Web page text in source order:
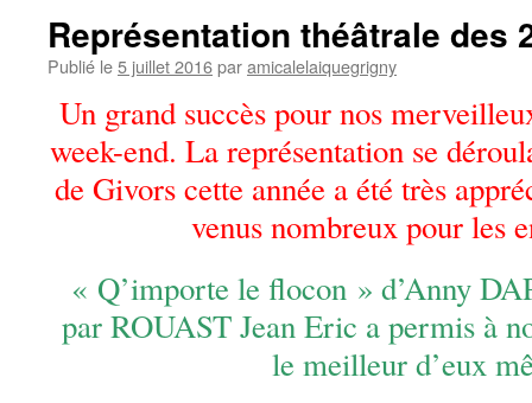
Représentation théâtrale des
Publié le5 juillet 2016paramicalelaiquegrigny
Un grand succès pour nos
week-end. La représentation se
de Givors cette année a été très
venus nombreux pour les
« Q’importe le flocon » d’Anny
par ROUAST Jean Eric a permis à
le meilleur d’eux